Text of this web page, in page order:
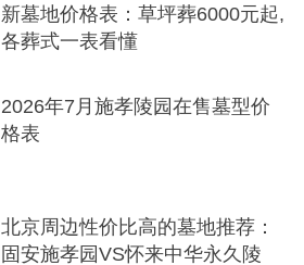
新墓地价格表：草坪葬6000元起,
各葬式一表看懂
2026年7月施孝陵园在售墓型价
格表
北京周边性价比高的墓地推荐：
固安施孝园VS怀来中华永久陵